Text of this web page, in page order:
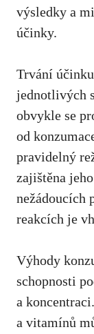
výsledky a
účinky.
Trvání
jednotlivých
obvykle se
od
pravidelný
zajištěna
nežádoucích
reakcích je
Výhody
schopnosti
a
a vitamínů